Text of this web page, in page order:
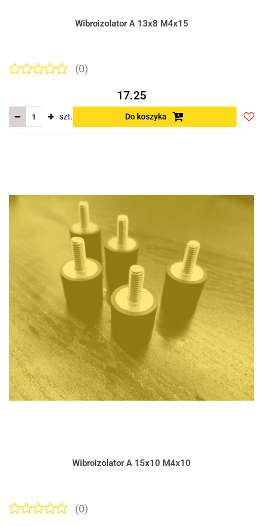
Wibroizolator A 13x8 M4x15
(0)
17.25
szt. Do koszyka
Wibroizolator A 15x10 M4x10
(0)